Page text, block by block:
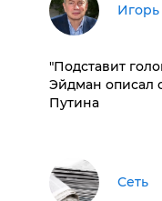
​"Подставит
Эйдман описал
Путина
Сеть